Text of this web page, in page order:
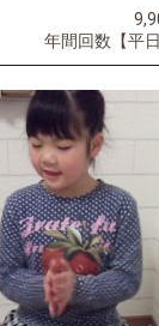
年間回数【平